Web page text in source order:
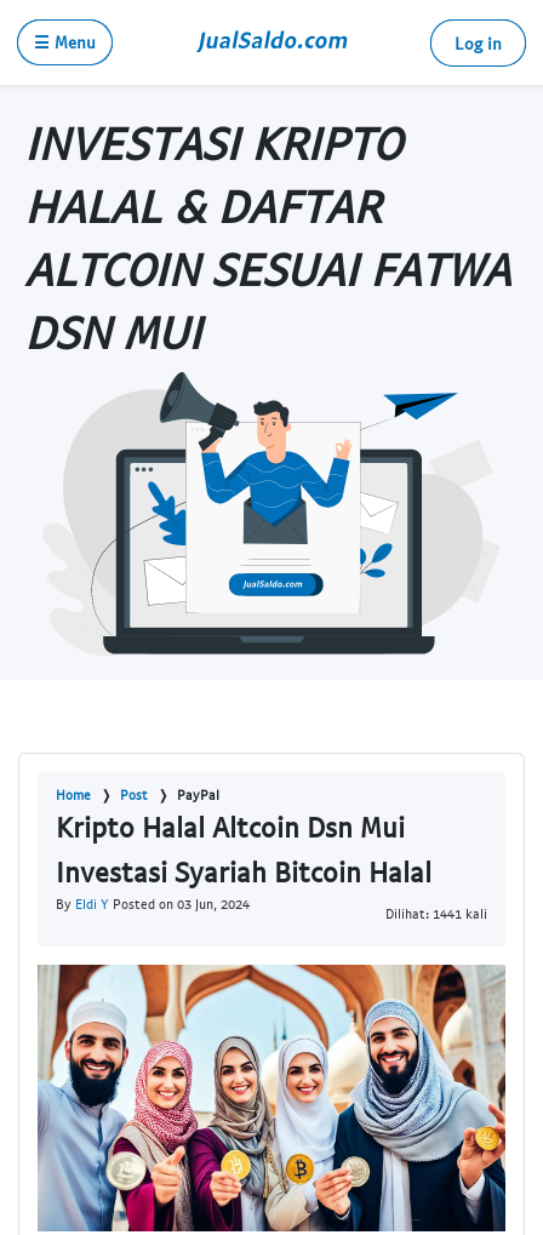
☰ Menu Log in
INVESTASI KRIPTO
HALAL & DAFTAR
ALTCOIN SESUAI FATWA
DSN MUI
Home Post PayPal
Kripto Halal Altcoin Dsn Mui
Investasi Syariah Bitcoin Halal
By Eldi Y Posted on 03 Jun, 2024
Dilihat: 1441 kali